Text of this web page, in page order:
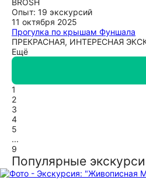
Пролетело не заметно. Не
на Мадейре, то других искать
BROSH
Опыт: 19 экскурсий
11 октября 2025
Прогулка по крышам Фуншала
ПРЕКРАСНАЯ, ИНТЕРЕСНАЯ
Ещё
1
2
3
4
5
...
9
Популярные